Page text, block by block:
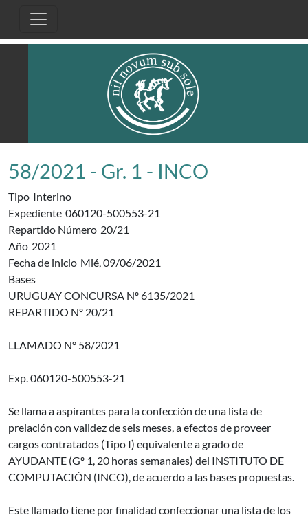
58/2021 - Gr. 1 - INCO
Tipo Interino
Expediente 060120-500553-21
Repartido Número 20/21
Año 2021
Fecha de inicio Mié, 09/06/2021
Bases
URUGUAY CONCURSA Nº 6135/2021
REPARTIDO Nº 20/21
LLAMADO Nº 58/2021
Exp. 060120-500553-21
Se llama a aspirantes para la confección de una lista de
prelación con validez de seis meses, a efectos de proveer
cargos contratados (Tipo I) equivalente a grado de
AYUDANTE (Gº 1, 20 horas semanales) del INSTITUTO DE
COMPUTACIÓN (INCO), de acuerdo a las bases propuestas.
Este llamado tiene por finalidad confeccionar una lista de los